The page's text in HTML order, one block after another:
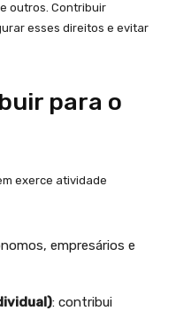
outros. Contribuir
esses direitos e evitar
para o
exerce atividade
empresários e
: contribui